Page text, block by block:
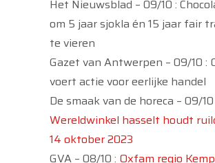
Het Nieuwsblad – 09/10 :
om 5 jaar sjokla én 15 jaar fair
te vieren
Gazet van Antwerpen – 09/10 :
voert actie voor eerlijke handel
De smaak van de horeca – 09/10
Wereldwinkel hasselt houdt
14 oktober 2023
GVA – 08/10 : Oxfam regio